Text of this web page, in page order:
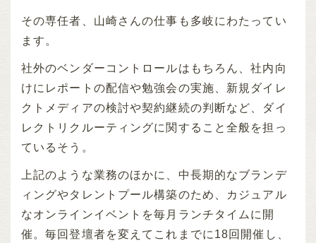
その専任者、山崎さんの仕事も多岐にわたってい
ます。
社外のベンダーコントロールはもちろん、社内向
けにレポートの配信や勉強会の実施、新規ダイレ
クトメディアの検討や契約継続の判断など、ダイ
レクトリクルーティングに関すること全般を担っ
ているそう。
上記のような業務のほかに、中長期的なブランデ
ィングやタレントプール構築のため、カジュアル
なオンラインイベントを毎月ランチタイムに開
催。毎回登壇者を変えてこれまでに18回開催し、